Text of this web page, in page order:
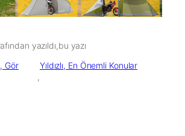
yazıldı,bu yazı
Gör
Yıldızlı, En Önemli Konular